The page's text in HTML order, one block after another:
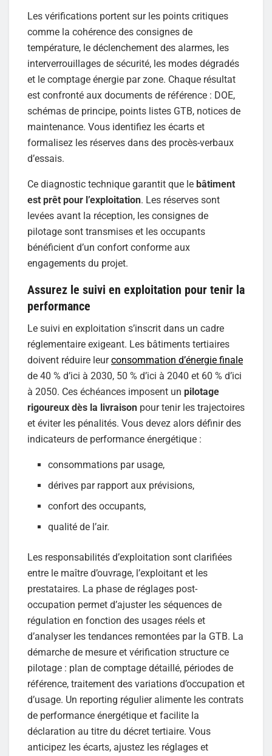
Les vérifications portent sur les points critiques
comme la cohérence des consignes de
température, le déclenchement des alarmes, les
interverrouillages de sécurité, les modes dégradés
et le comptage énergie par zone. Chaque résultat
est confronté aux documents de référence : DOE,
schémas de principe, points listes GTB, notices de
maintenance. Vous identifiez les écarts et
formalisez les réserves dans des procès-verbaux
d’essais.
Ce diagnostic technique garantit que le bâtiment
est prêt pour l’exploitation. Les réserves sont
levées avant la réception, les consignes de
pilotage sont transmises et les occupants
bénéficient d’un confort conforme aux
engagements du projet.
Assurez le suivi en exploitation pour tenir la
performance
Le suivi en exploitation s’inscrit dans un cadre
réglementaire exigeant. Les bâtiments tertiaires
doivent réduire leurconsommation d’énergie finale
de 40 % d’ici à 2030, 50 % d’ici à 2040 et 60 % d’ici
à 2050. Ces échéances imposent un pilotage
rigoureux dès la livraison pour tenir les trajectoires
et éviter les pénalités. Vous devez alors définir des
indicateurs de performance énergétique :
consommations par usage,
dérives par rapport aux prévisions,
confort des occupants,
qualité de l’air.
Les responsabilités d’exploitation sont clarifiées
entre le maître d’ouvrage, l’exploitant et les
prestataires. La phase de réglages post-
occupation permet d’ajuster les séquences de
régulation en fonction des usages réels et
d’analyser les tendances remontées par la GTB. La
démarche de mesure et vérification structure ce
pilotage : plan de comptage détaillé, périodes de
référence, traitement des variations d’occupation et
d’usage. Un reporting régulier alimente les contrats
de performance énergétique et facilite la
déclaration au titre du décret tertiaire. Vous
anticipez les écarts, ajustez les réglages et